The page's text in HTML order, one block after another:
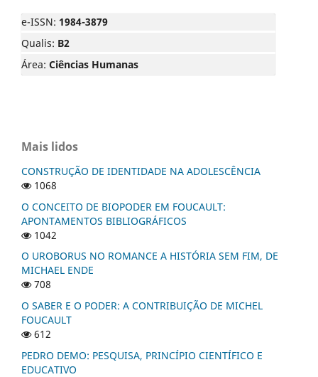
e-ISSN: 1984-3879
Qualis: B2
Área: Ciências Humanas
Mais lidos
CONSTRUÇÃO DE IDENTIDADE NA ADOLESCÊNCIA
1068
O CONCEITO DE BIOPODER EM FOUCAULT:
APONTAMENTOS BIBLIOGRÁFICOS
1042
O UROBORUS NO ROMANCE A HISTÓRIA SEM FIM, DE
MICHAEL ENDE
708
O SABER E O PODER: A CONTRIBUIÇÃO DE MICHEL
FOUCAULT
612
PEDRO DEMO: PESQUISA, PRINCÍPIO CIENTÍFICO E
EDUCATIVO